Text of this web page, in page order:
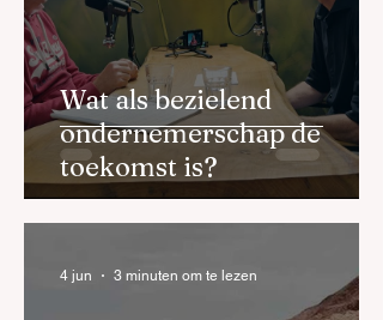
Wat als bezielend
ondernemerschap de
toekomst is?
4 jun 3 minuten om te lezen